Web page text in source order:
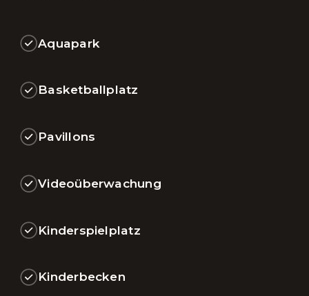
Aquapark
Basketballplatz
Pavillons
Videoüberwachung
Kinderspielplatz
Kinderbecken